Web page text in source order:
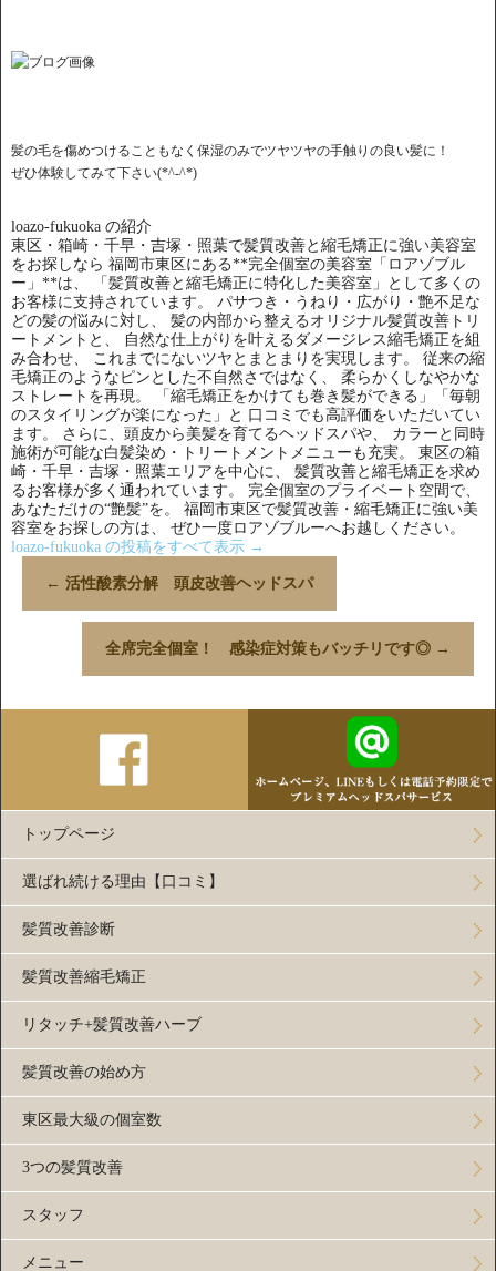
髪の毛を傷めつけることもなく保湿のみでツヤツヤの手触りの良い髪に！
ぜひ体験してみて下さい(*^-^*)
loazo-fukuoka の紹介
東区・箱崎・千早・吉塚・照葉で髪質改善と縮毛矯正に強い美容室
をお探しなら 福岡市東区にある**完全個室の美容室「ロアゾブル
ー」**は、 「髪質改善と縮毛矯正に特化した美容室」として多くの
お客様に支持されています。 パサつき・うねり・広がり・艶不足な
どの髪の悩みに対し、 髪の内部から整えるオリジナル髪質改善トリ
ートメントと、 自然な仕上がりを叶えるダメージレス縮毛矯正を組
み合わせ、 これまでにないツヤとまとまりを実現します。 従来の縮
毛矯正のようなピンとした不自然さではなく、 柔らかくしなやかな
ストレートを再現。 「縮毛矯正をかけても巻き髪ができる」「毎朝
のスタイリングが楽になった」と 口コミでも高評価をいただいてい
ます。 さらに、頭皮から美髪を育てるヘッドスパや、 カラーと同時
施術が可能な白髪染め・トリートメントメニューも充実。 東区の箱
崎・千早・吉塚・照葉エリアを中心に、 髪質改善と縮毛矯正を求め
るお客様が多く通われています。 完全個室のプライベート空間で、
あなただけの“艶髪”を。 福岡市東区で髪質改善・縮毛矯正に強い美
容室をお探しの方は、 ぜひ一度ロアゾブルーへお越しください。
loazo-fukuoka の投稿をすべて表示 →
← 活性酸素分解 頭皮改善ヘッドスパ
全席完全個室！ 感染症対策もバッチリです◎ →
トップページ
選ばれ続ける理由【口コミ】
髪質改善診断
髪質改善縮毛矯正
リタッチ+髪質改善ハーブ
髪質改善の始め方
東区最大級の個室数
3つの髪質改善
スタッフ
メニュー